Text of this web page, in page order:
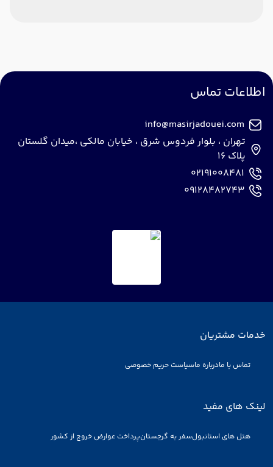
خدمات مشتریان
تماس با مادرباره ماسیاست حریم خصوصی
لینک های مفید
هتل های استانبولسفر به گرجستانپرداخت عوارض خروج از کشور
اطلاعات تماس
info@masirjadouei.com
تهران ، بلوار فردوس شرق ، خیابان مالکی ،میدان گلستان
پلاک 16
02191008481
09128482743